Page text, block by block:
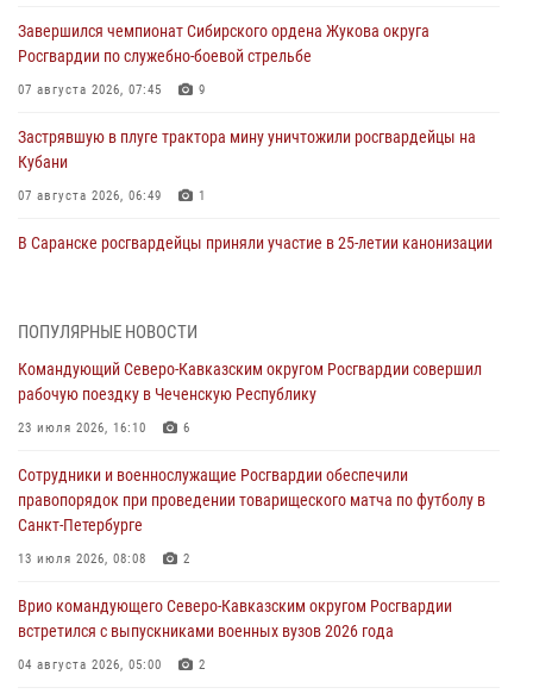
Завершился чемпионат Сибирского ордена Жукова округа
Росгвардии по служебно-боевой стрельбе
07 августа 2026, 07:45 9
Застрявшую в плуге трактора мину уничтожили росгвардейцы на
Кубани
07 августа 2026, 06:49 1
В Саранске росгвардейцы приняли участие в 25‑летии канонизации
Народной Республики
07 августа 2026, 05:00
с детьми внутри
07 августа 2026, 04:10 1
Оказавшего сопротивление злоумышленника задержали при
07 августа 2026, 04:00 1
При силовой поддержке спецназа Росгвардии в Красноярском крае
ПОПУЛЯРНЫЕ НОВОСТИ
Командующий Северо-Кавказским округом Росгвардии совершил
рабочую поездку в Чеченскую Республику
23 июля 2026, 16:10 6
Сотрудники и военнослужащие Росгвардии обеспечили
правопорядок при проведении товарищеского матча по футболу в
Санкт-Петербурге
13 июля 2026, 08:08 2
Врио командующего Северо-Кавказским округом Росгвардии
встретился с выпускниками военных вузов 2026 года
04 августа 2026, 05:00 2